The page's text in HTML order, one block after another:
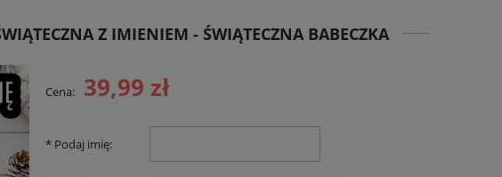
Z IMIENIEM - ŚWIĄTECZNA BABECZKA
Cena: 39,99 zł
* Podaj imię: